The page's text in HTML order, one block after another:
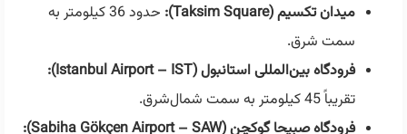
میدان تکسیم (Taksim Square):
حدود 36 کیلومتر به
سمت شرق.
فرودگاه بین‌المللی استانبول (Istanbul Airport – IST):
تقریباً 45 کیلومتر به سمت شمال‌شرق.
فرودگاه صبیحا گوکچن (Sabiha Gökçen Airport – SAW):